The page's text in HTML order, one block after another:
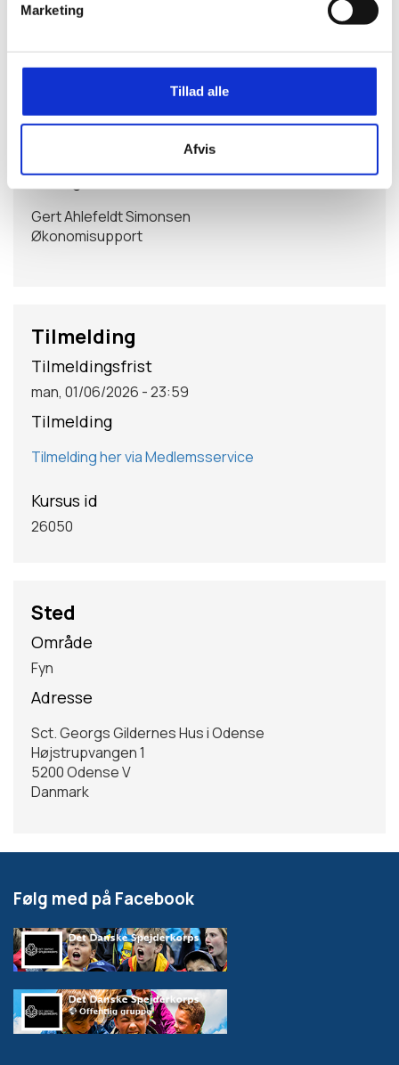
Marketing
Tillad alle
Afvis
Arrangementstype
Målgruppe
Arrangør
Gert Ahlefeldt Simonsen
Økonomisupport
Tilmelding
Tilmeldingsfrist
man, 01/06/2026 - 23:59
Tilmelding
Tilmelding her via Medlemsservice
Kursus id
26050
Sted
Område
Fyn
Adresse
Sct. Georgs Gildernes Hus i Odense
Højstrupvangen 1
5200Odense V
Danmark
Følg med på Facebook